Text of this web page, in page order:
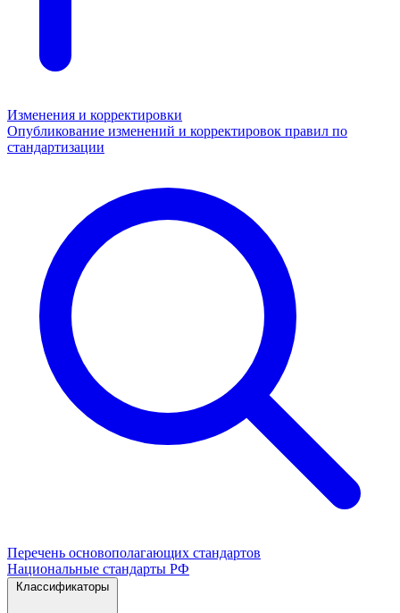
Изменения и корректировки
Опубликование изменений и корректировок правил по
стандартизации
Перечень основополагающих стандартов
Национальные стандарты РФ
Классификаторы